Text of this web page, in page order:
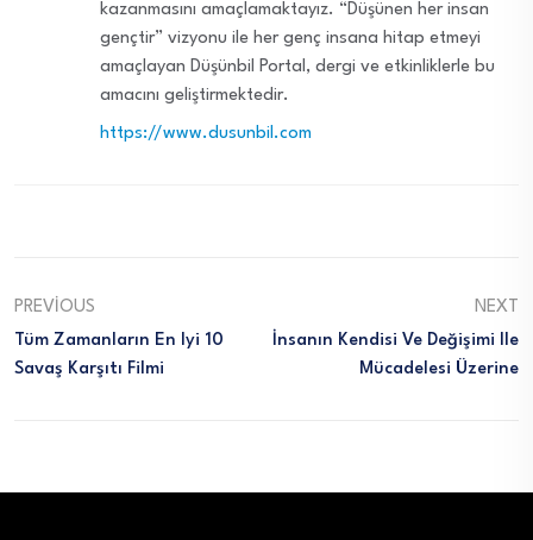
kazanmasını amaçlamaktayız. “Düşünen her insan
gençtir” vizyonu ile her genç insana hitap etmeyi
amaçlayan Düşünbil Portal, dergi ve etkinliklerle bu
amacını geliştirmektedir.
https://www.dusunbil.com
PREVIOUS
Tüm Zamanların En Iyi 10
Savaş Karşıtı Filmi
NEXT
İnsanın Kendisi Ve Değişimi Ile
Mücadelesi Üzerine